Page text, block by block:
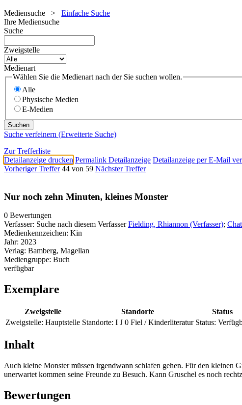
Mediensuche > Einfache Suche
Ihre Mediensuche
Suche
Zweigstelle
Medienart
Wählen Sie die Medienart nach der Sie suchen wollen.
Alle
Physische Medien
E-Medien
Suche verfeinern (Erweiterte Suche)
Zur Trefferliste
Detailanzeige drucken Permalink Detailanzeige Detailanzeige per E-Mail
Vorheriger Treffer 44 von 59 Nächster Treffer
Nur noch zehn Minuten, kleines Monster
0 Bewertungen
Verfasser: Suche nach diesem Verfasser Fielding, Rhiannon (Verfasser);
Medienkennzeichen: Kin
Jahr: 2023
Verlag: Bamberg, Magellan
Mediengruppe: Buch
verfügbar
Exemplare
Zweigstelle Standorte Status
Zweigstelle: Hauptstelle Standorte: I J 0 Fiel / Kinderliteratur Status:
Inhalt
Auch kleine Monster müssen irgendwann schlafen gehen. Für den kleinen
unerwartet kommen seine Freunde zu Besuch. Kann Gruschel es noch
Bewertungen